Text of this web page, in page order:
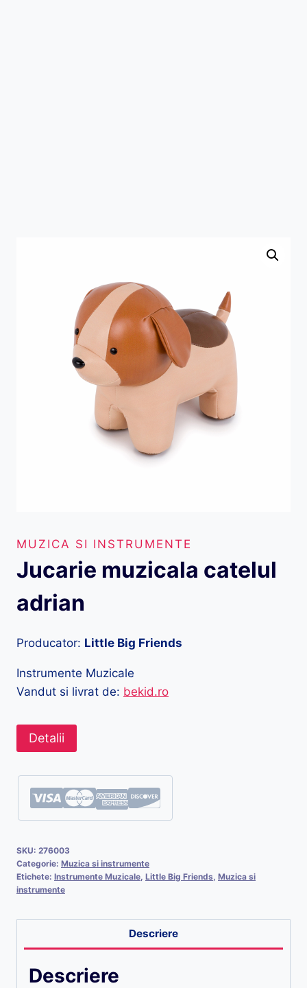
MUZICA SI INSTRUMENTE
Jucarie muzicala catelul
adrian
Producator: Little Big Friends
Instrumente Muzicale
Vandut si livrat de: bekid.ro
Detalii
SKU: 276003
Categorie: Muzica si instrumente
Etichete: Instrumente Muzicale, Little Big Friends, Muzica si
instrumente
Descriere
Descriere